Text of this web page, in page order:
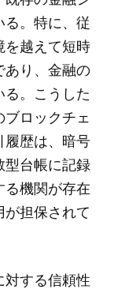
。特に、従
を越えて短時
あり、金融の
。こうした
ロックチェ
履歴は、暗号
型台帳に記録
る機関が存在
担保されて
対する信頼性